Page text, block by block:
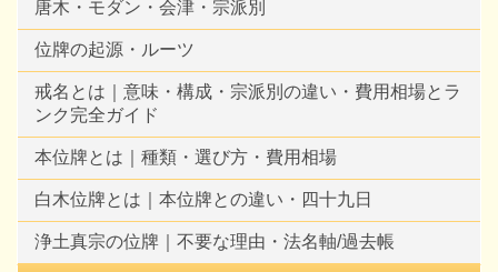
唐木・モダン・会津・宗派別
位牌の起源・ルーツ
戒名とは｜意味・構成・宗派別の違い・費用相場とラ
ンク完全ガイド
本位牌とは｜種類・選び方・費用相場
白木位牌とは｜本位牌との違い・四十九日
浄土真宗の位牌｜不要な理由・法名軸/過去帳